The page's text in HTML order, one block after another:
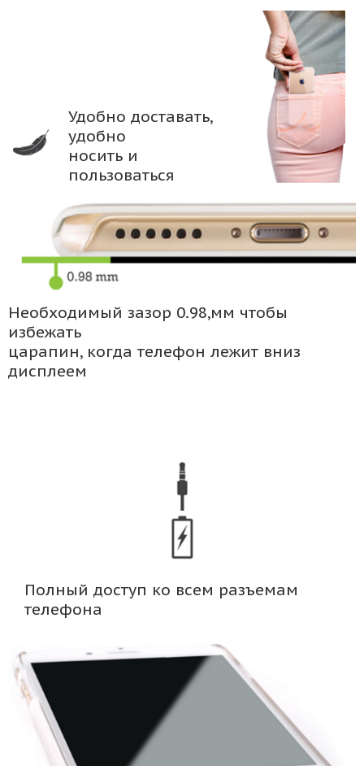
Удобно доставать,
удобно
носить и
пользоваться
Необходимый зазор 0.98,мм чтобы
избежать
царапин, когда телефон лежит вниз
дисплеем
Полный доступ ко всем разъемам
телефона